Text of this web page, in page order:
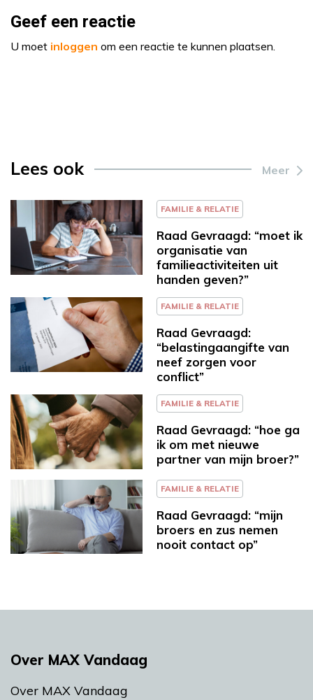
Geef een reactie
U moet inloggen om een reactie te kunnen plaatsen.
Lees ook Meer
FAMILIE & RELATIE
Raad Gevraagd: “moet ik
organisatie van
familieactiviteiten uit
handen geven?”
FAMILIE & RELATIE
Raad Gevraagd:
“belastingaangifte van
neef zorgen voor
conflict”
FAMILIE & RELATIE
Raad Gevraagd: “hoe ga
ik om met nieuwe
partner van mijn broer?”
FAMILIE & RELATIE
Raad Gevraagd: “mijn
broers en zus nemen
nooit contact op”
Over MAX Vandaag
Over MAX Vandaag